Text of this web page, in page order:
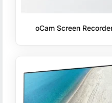
oCam Screen